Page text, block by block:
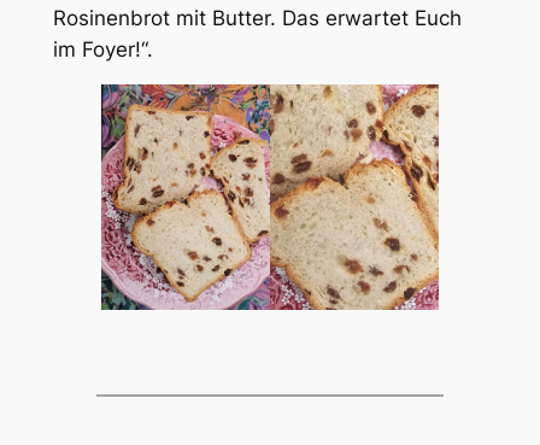
Rosinenbrot mit Butter. Das erwartet Euch
im Foyer!“.